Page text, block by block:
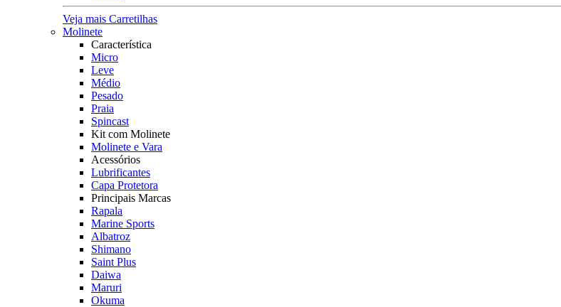
Veja mais Carretilhas
Molinete
Característica
Micro
Leve
Médio
Pesado
Praia
Spincast
Kit com Molinete
Molinete e Vara
Acessórios
Lubrificantes
Capa Protetora
Principais Marcas
Rapala
Marine Sports
Albatroz
Shimano
Saint Plus
Daiwa
Maruri
Okuma